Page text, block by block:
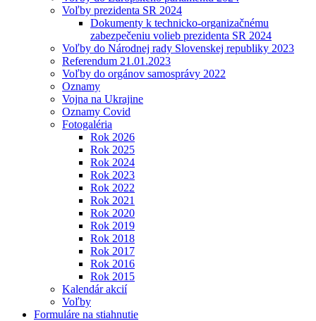
Voľby prezidenta SR 2024
Dokumenty k technicko-organizačnému
zabezpečeniu volieb prezidenta SR 2024
Voľby do Národnej rady Slovenskej republiky 2023
Referendum 21.01.2023
Voľby do orgánov samosprávy 2022
Oznamy
Vojna na Ukrajine
Oznamy Covid
Fotogaléria
Rok 2026
Rok 2025
Rok 2024
Rok 2023
Rok 2022
Rok 2021
Rok 2020
Rok 2019
Rok 2018
Rok 2017
Rok 2016
Rok 2015
Kalendár akcií
Voľby
Formuláre na stiahnutie